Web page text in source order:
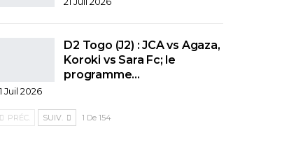
D2 Togo (J2) : JCA vs Agaza,
Koroki vs Sara Fc; le
programme…
Juil 2026
PRÉC. SUIV. 1 De 154